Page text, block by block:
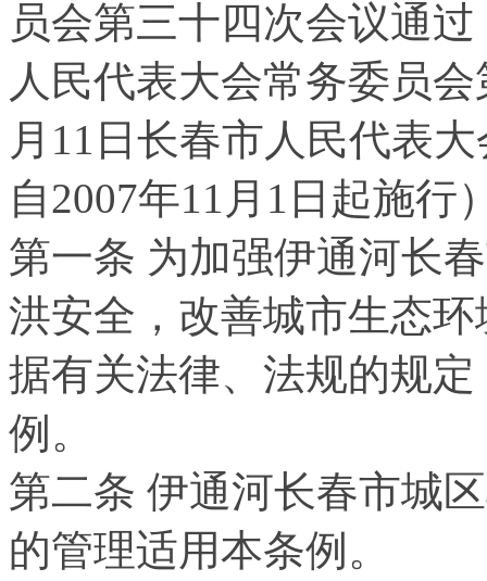
员会第三十四次会议通过
人民代表大会常务委员
月 11 日长春市人民代表
自2007年11 月 1 日起施行
第一条 为加强伊通河长
洪安全，改善城市生态
据有关法律、法规的规
例。
第二条 伊通河长春市城
的管理适用本条例。